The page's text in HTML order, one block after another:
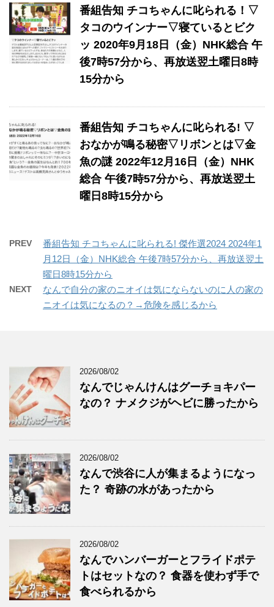
番組告知 チコちゃんに叱られる！▽
タコのウインナー▽寝ているとビク
ッ 2020年9月18日（金）NHK総合 午
後7時57分から、再放送翌土曜日8時
15分から
番組告知 チコちゃんに叱られる! ▽
おなかが鳴る秘密▽リボンとは▽金
魚の謎 2022年12月16日（金）NHK
総合 午後7時57分から、再放送翌土
曜日8時15分から
PREV
番組告知 チコちゃんに叱られる! 傑作選2024 2024年1
月12日（金）NHK総合 午後7時57分から、再放送翌土
曜日8時15分から
NEXT
なんで自分の家のニオイは気にならないのに人の家の
ニオイは気になるの？→危険を感じるから
2026/08/02
なんでじゃんけんはグーチョキパー
なの？ ナメクジがヘビに勝ったから
2026/08/02
なんで渋谷に人が集まるようになっ
た？ 奇跡の水があったから
2026/08/02
なんでハンバーガーとフライドポテ
トはセットなの？ 食器を使わず手で
食べられるから